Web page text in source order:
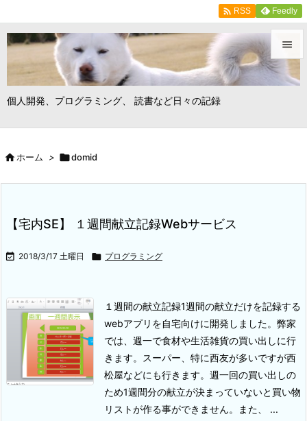
個人開発、プログラミング、 読書など日々の記録


メニュ
 RSS Feedly
ホーム > domid
【宅内SE】 １週間献立記録Webサービス
 2018/3/17 土曜日  プログラミング
１週間の献立記録1週間の献立だけを記録する
webアプリを自宅向けに開発しました。弊家
では、週一で食材や生活雑貨の買い出しに行
きます。スーパー、特に西友が多いですが西
松屋などにも行きます。週一回の買い出しの
ため1週間分の献立が決まっていないと買い物
リストが作る事ができません。
また、 ...